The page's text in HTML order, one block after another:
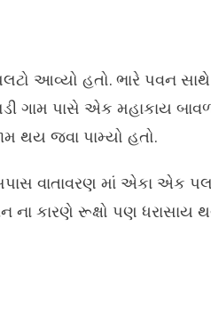
આવ્યો હતો. ભારે પવન સાથે
ગામ પાસે એક મહાકાય બાવળ
થય જવા પામ્યો હતો.
વાતાવરણ માં એકા એક
ના કારણે રૂક્ષો પણ ધરાસાય